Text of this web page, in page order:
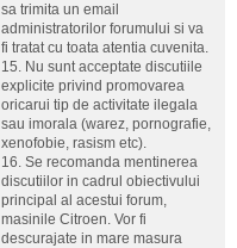
sa trimita un email
administratorilor forumului si va
fi tratat cu toata atentia cuvenita.
15. Nu sunt acceptate discutiile
explicite privind promovarea
oricarui tip de activitate ilegala
sau imorala (warez, pornografie,
xenofobie, rasism etc).
16. Se recomanda mentinerea
discutiilor in cadrul obiectivului
principal al acestui forum,
masinile Citroen. Vor fi
descurajate in mare masura